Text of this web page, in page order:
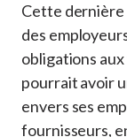
Cette
des
obligations
pourrait avoir
envers ses
fournisseurs,